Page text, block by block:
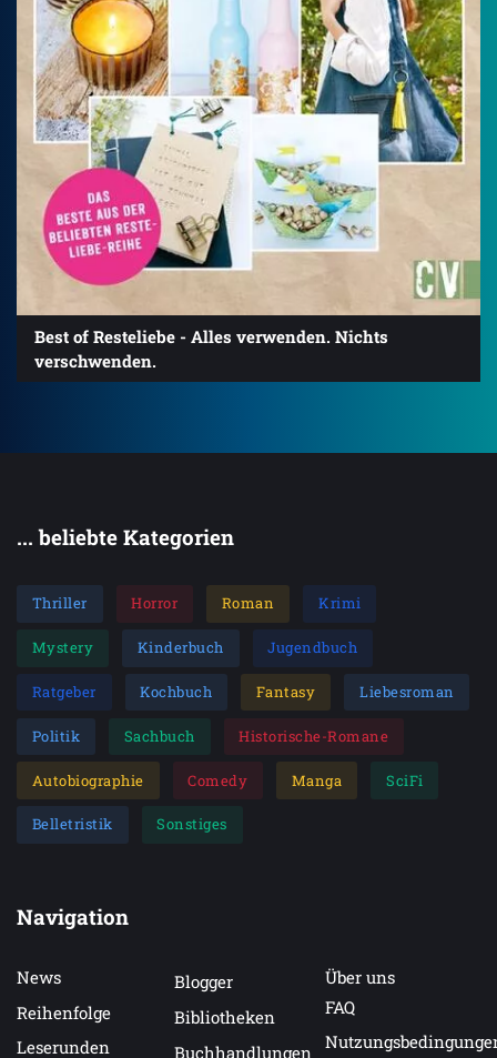
Best of Resteliebe - Alles verwenden. Nichts
verschwenden.
... beliebte Kategorien
Thriller Horror Roman Krimi
Mystery Kinderbuch Jugendbuch
Ratgeber Kochbuch Fantasy Liebesroman
Politik Sachbuch Historische-Romane
Autobiographie Comedy Manga SciFi
Belletristik Sonstiges
Navigation
News
Reihenfolge
Leserunden
Blogger
Bibliotheken
Buchhandlungen
Über uns
FAQ